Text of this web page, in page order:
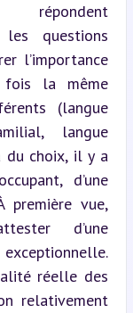
questions
l’importance
fois la même
(langue
langue
du choix, il y a
d’une
première vue,
d’une
réelle des
relativement